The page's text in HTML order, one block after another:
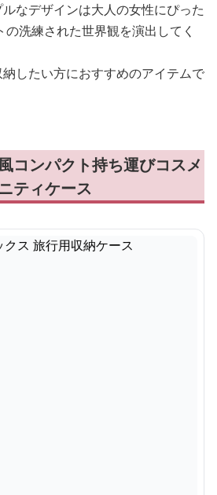
なデザインは大人の女性にぴった
の洗練された世界観を演出してく
したい方におすすめのアイテムで
コンパクト持ち運びコスメ
ティケース